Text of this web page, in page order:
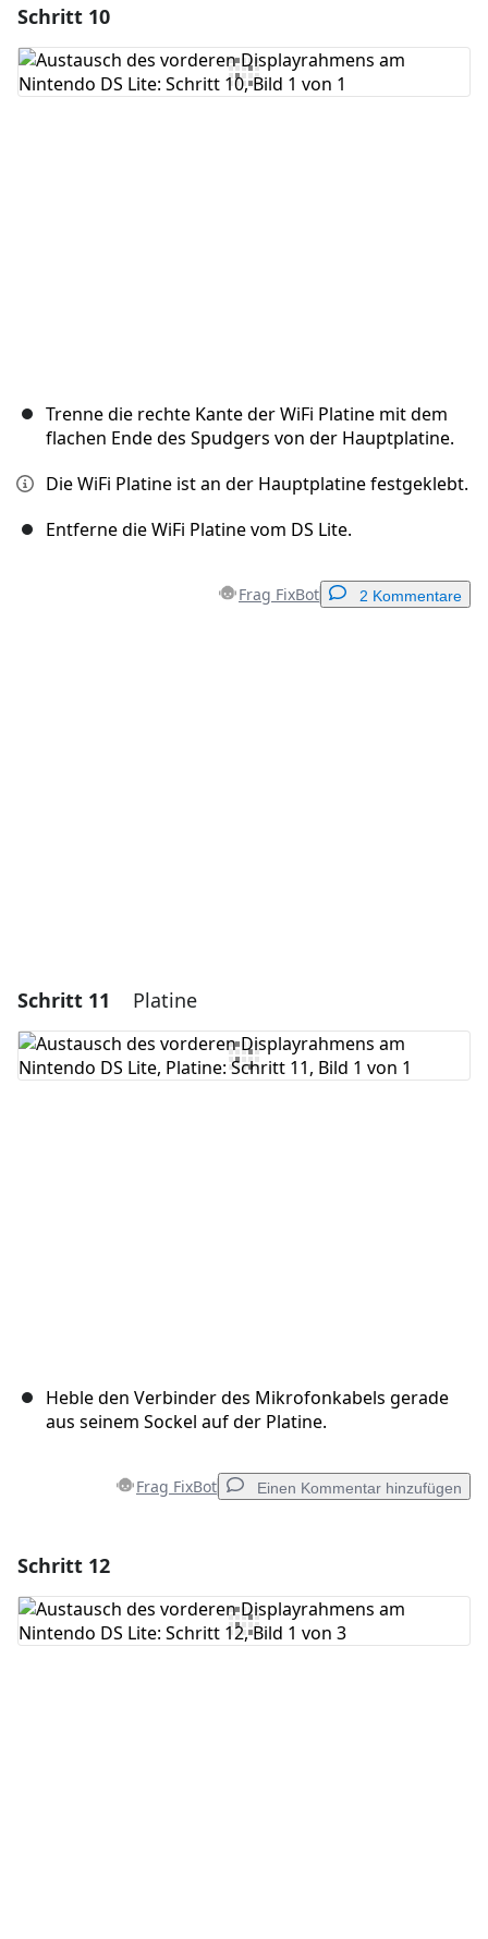
Kommentar hinzufügen
Schritt 10
Trenne die rechte Kante der WiFi Platine mit dem
flachen Ende des Spudgers von der Hauptplatine.
Die WiFi Platine ist an der Hauptplatine festgeklebt.
Entferne die WiFi Platine vom DS Lite.
Frag FixBot 2 Kommentare
Schritt 11 Platine
Heble den Verbinder des Mikrofonkabels gerade
aus seinem Sockel auf der Platine.
Frag FixBot Einen Kommentar hinzufügen
Kommentar hinzufügen
Schritt 12